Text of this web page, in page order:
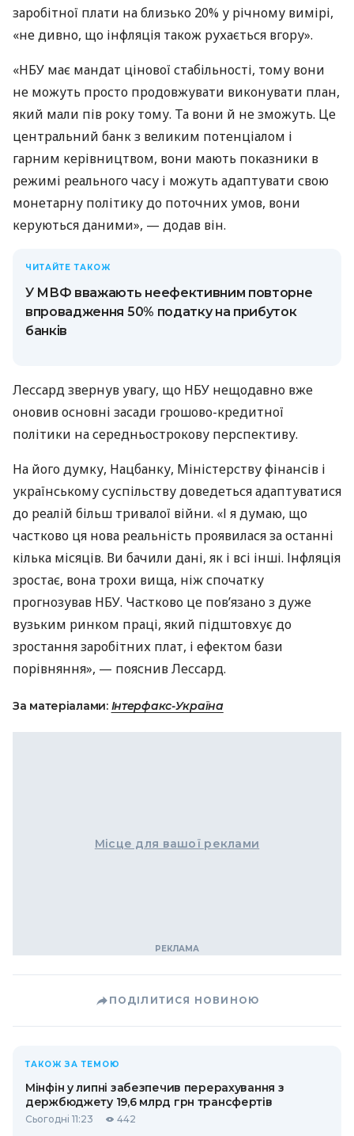
заробітної плати на близько 20% у річному вимірі,
«не дивно, що інфляція також рухається вгору».
«НБУ має мандат цінової стабільності, тому вони
не можуть просто продовжувати виконувати план,
який мали пів року тому. Та вони й не зможуть. Це
центральний банк з великим потенціалом і
гарним керівництвом, вони мають показники в
режимі реального часу і можуть адаптувати свою
монетарну політику до поточних умов, вони
керуються даними», — додав він.
ЧИТАЙТЕ ТАКОЖ
У МВФ вважають неефективним повторне
впровадження 50% податку на прибуток
банків
Лессард звернув увагу, що НБУ нещодавно вже
оновив основні засади грошово-кредитної
політики на середньострокову перспективу.
На його думку, Нацбанку, Міністерству фінансів і
українському суспільству доведеться адаптуватися
до реалій більш тривалої війни. «І я думаю, що
частково ця нова реальність проявилася за останні
кілька місяців. Ви бачили дані, як і всі інші. Інфляція
зростає, вона трохи вища, ніж спочатку
прогнозував НБУ. Частково це пов’язано з дуже
вузьким ринком праці, який підштовхує до
зростання заробітних плат, і ефектом бази
порівняння», — пояснив Лессард.
За матеріалами: Інтерфакс-Україна
Місце для вашої реклами
ПОДІЛИТИСЯ НОВИНОЮ
ТАКОЖ ЗА ТЕМОЮ
Мінфін у липні забезпечив перерахування з
держбюджету 19,6 млрд грн трансфертів
Сьогодні 11:23 442